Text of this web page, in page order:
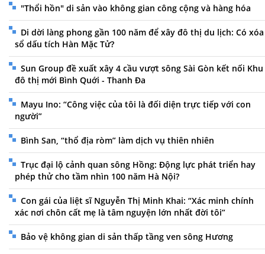
"Thổi hồn" di sản vào không gian công cộng và hàng hóa
Di dời làng phong gần 100 năm để xây đô thị du lịch: Có xóa
sổ dấu tích Hàn Mặc Tử?
Sun Group đề xuất xây 4 cầu vượt sông Sài Gòn kết nối Khu
đô thị mới Bình Quới - Thanh Đa
Mayu Ino: “Công việc của tôi là đối diện trực tiếp với con
người”
Bình San, “thổ địa ròm” làm dịch vụ thiên nhiên
Trục đại lộ cảnh quan sông Hồng: Động lực phát triển hay
phép thử cho tầm nhìn 100 năm Hà Nội?
Con gái của liệt sĩ Nguyễn Thị Minh Khai: “Xác minh chính
xác nơi chôn cất mẹ là tâm nguyện lớn nhất đời tôi”
Bảo vệ không gian di sản thấp tầng ven sông Hương